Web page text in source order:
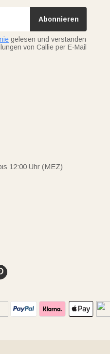
Abonnieren
gelesen und verstanden
von Callie per E-Mail
12:00 Uhr (MEZ)